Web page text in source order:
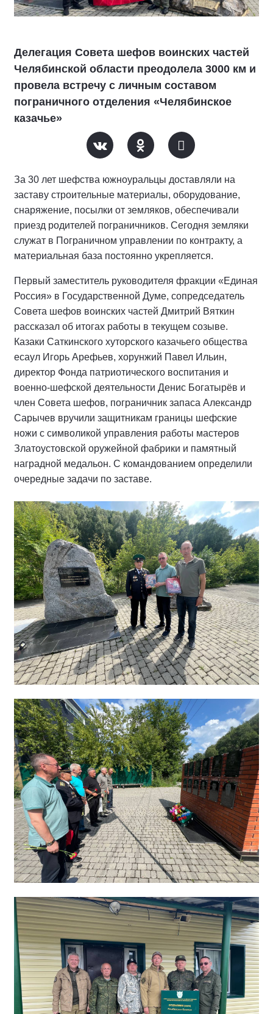
Делегация Совета шефов воинских частей
Челябинской области преодолела 3000 км и
провела встречу с личным составом
пограничного отделения «Челябинское
казачье»
За 30 лет шефства южноуральцы доставляли на
заставу строительные материалы, оборудование,
снаряжение, посылки от земляков, обеспечивали
приезд родителей пограничников. Сегодня земляки
служат в Пограничном управлении по контракту, а
материальная база постоянно укрепляется.
Первый заместитель руководителя фракции «Единая
Россия» в Государственной Думе, сопредседатель
Совета шефов воинских частей Дмитрий Вяткин
рассказал об итогах работы в текущем созыве.
Казаки Саткинского хуторского казачьего общества
есаул Игорь Арефьев, хорунжий Павел Ильин,
директор Фонда патриотического воспитания и
военно-шефской деятельности Денис Богатырёв и
член Совета шефов, пограничник запаса Александр
Сарычев вручили защитникам границы шефские
ножи с символикой управления работы мастеров
Златоустовской оружейной фабрики и памятный
наградной медальон. С командованием определили
очередные задачи по заставе.